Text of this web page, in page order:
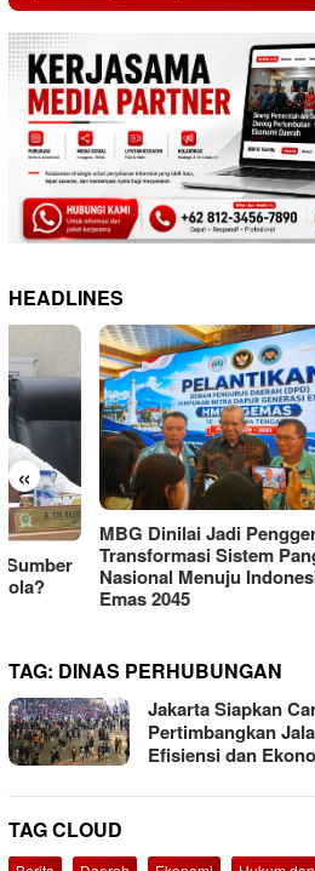
HEADLINES
«
MBG Dinilai Jadi Penggerak
Transformasi Sistem Pangan
Nasional Menuju Indonesia
Emas 2045
TAG: DINAS PERHUBUNGAN
Jakarta Siapkan
Pertimbangkan
Efisiensi dan
TAG CLOUD